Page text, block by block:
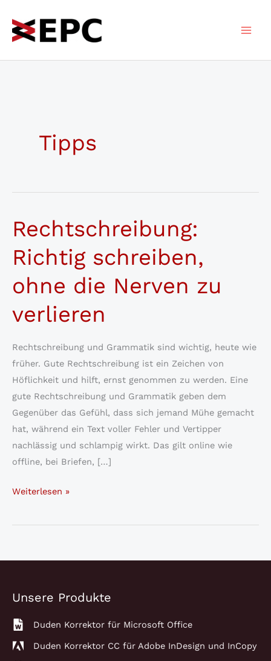
Inhalt
springen
Tipps
Rechtschreibung:
Richtig schreiben,
ohne die Nerven zu
verlieren
Rechtschreibung und Grammatik sind wichtig, heute wie
früher. Gute Rechtschreibung ist ein Zeichen von
Höflichkeit und hilft, ernst genommen zu werden. Eine
gute Rechtschreibung und Grammatik geben dem
Gegenüber das Gefühl, dass sich jemand Mühe gemacht
hat, während ein Text voller Fehler und Vertipper
nachlässig und schlampig wirkt. Das gilt online wie
offline, bei Briefen, […]
Rechtschreibung:
schreiben,
verlieren
Weiterlesen »
Unsere Produkte
Duden Korrektor für Microsoft Office
Duden Korrektor CC für Adobe InDesign und InCopy